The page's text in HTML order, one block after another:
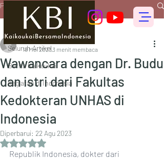
Postingan
Seluruh Artikel
Berita Kaikoukai
Kegiatan di Indonesia
Seluruh Artikel
Wawancara dengan Dr. Budu
dan istri dari Fakultas
Kedokteran UNHAS di
Indonesia
偕行会 for foreigners
19 Mei 20233 menit membaca
Diperbarui: 22 Agu 2023
Dinilai NaN dari 5 bintang.
Republik Indonesia, dokter dari